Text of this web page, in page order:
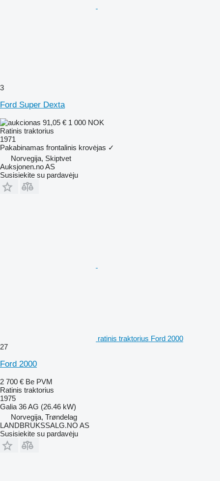
3
Ford Super Dexta
91,05 € 1 000 NOK
Ratinis traktorius
1971
Pakabinamas frontalinis krovėjas ✓
Norvegija, Skiptvet
Auksjonen.no AS
Susisiekite su pardavėju
ratinis traktorius Ford 2000
27
Ford 2000
2 700 € Be PVM
Ratinis traktorius
1975
Galia 36 AG (26.46 kW)
Norvegija, Trøndelag
LANDBRUKSSALG.NO AS
Susisiekite su pardavėju